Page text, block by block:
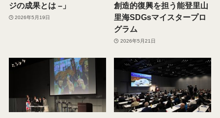
ジの成果とは –」
2026年5月19日
創造的復興を担う能登里山
里海SDGsマイスタープロ
グラム
2026年5月21日